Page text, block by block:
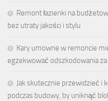
Remont łazienki na
bez utraty jakości i stylu
Kary umowne w remoncie
egzekwować odszkodowania
Jak skutecznie przewidzieć
podczas budowy, by uniknąć